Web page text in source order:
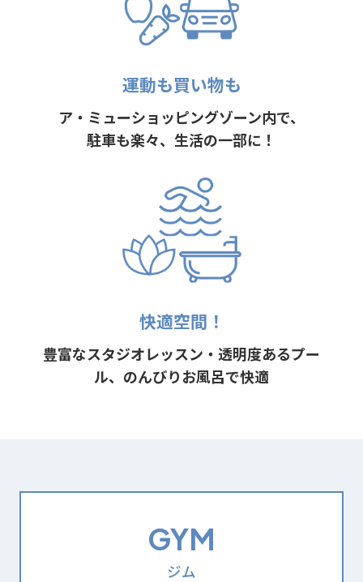
運動も買い物も
ア・ミューショッピングゾーン内で、
駐車も楽々、生活の一部に！
快適空間！
豊富なスタジオレッスン・透明度あるプー
ル、のんびりお風呂で快適
GYM
ジム